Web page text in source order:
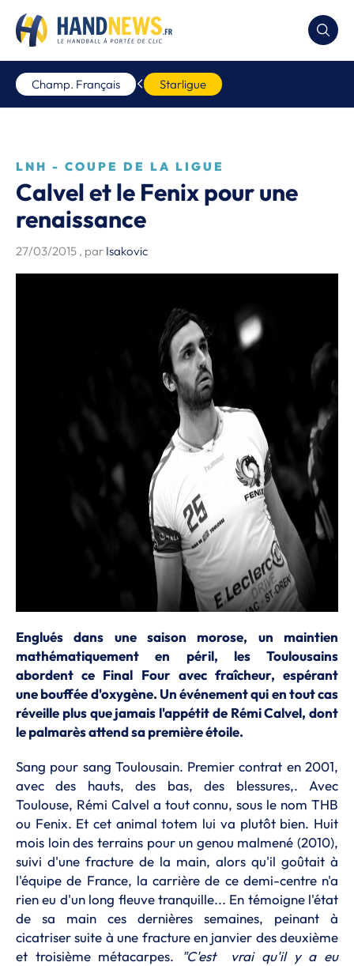
Champ. Français Starligue
LNH - COUPE DE LA LIGUE
Calvel et le Fenix pour une
renaissance
27/03/2015 , par Isakovic
Englués dans une saison morose, un maintien
mathématiquement en péril, les Toulousains
abordent ce Final Four avec fraîcheur, espérant
une bouffée d'oxygène. Un événement qui en tout cas
réveille plus que jamais l'appétit de Rémi Calvel, dont
le palmarès attend sa première étoile.
Sang pour sang Toulousain. Premier contrat en 2001,
avec des hauts, des bas, des blessures,. Avec
Toulouse, Rémi Calvel a tout connu, sous le nom THB
ou Fenix. Et cet animal totem lui va plutôt bien. Huit
mois loin des terrains pour un genou malmené (2010),
suivi d'une fracture de la main, alors qu'il goûtait à
l'équipe de France, la carrière de ce demi-centre n'a
rien eu d'un long fleuve tranquille... En témoigne l'état
de sa main ces dernières semaines, peinant à
cicatriser suite à une fracture en janvier des deuxième
et troisième métacarpes.
"C'est vrai qu'il y a eu